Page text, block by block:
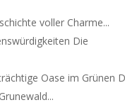
voller Charme...
Die
Oase im Grünen